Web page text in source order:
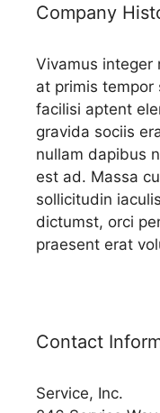
Company
Vivamus integer
at primis
facilisi aptent
gravida sociis
nullam dapibus
est ad. Massa
sollicitudin
dictumst, orci
praesent erat
Contact
Service, Inc.